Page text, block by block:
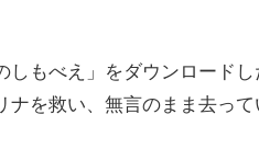
もべえ」をダウンロード
を救い、無言のまま去っ